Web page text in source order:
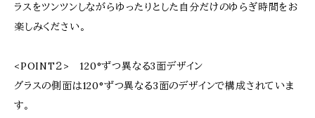
ラスをツンツンしながらゆったりとした自分だけのゆらぎ時間をお
楽しみください。
<POINT２> 120°ずつ異なる3面デザイン
グラスの側面は120°ずつ異なる3面のデザインで構成されていま
す。